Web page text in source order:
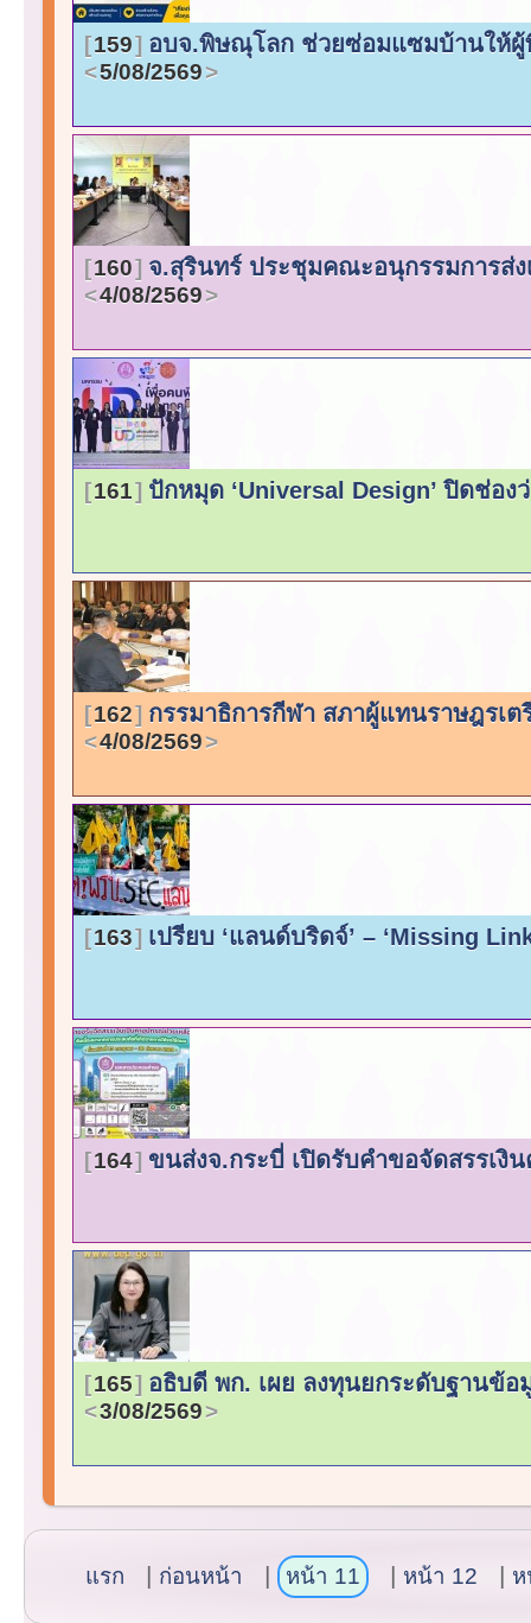
159 อบจ.พิษณุโลก ช่วยซ่อมแซมบ้านให้ผู้
5/08/2569
160 จ.สุรินทร์ ประชุมคณะอนุกรรมการ
4/08/2569
161 ปักหมุด ‘Universal Design’ ปิดช่อง
162 กรรมาธิการกีฬา สภาผู้แทนราษฎรเ
4/08/2569
163 เปรียบ ‘แลนด์บริดจ์’ – ‘Missing
164 ขนส่งจ.กระบี่ เปิดรับคำขอจัดสรรเ
165 อธิบดี พก. เผย ลงทุนยกระดับฐานข้
3/08/2569
แรก ก่อนหน้า หน้า 11 หน้า 12 ห